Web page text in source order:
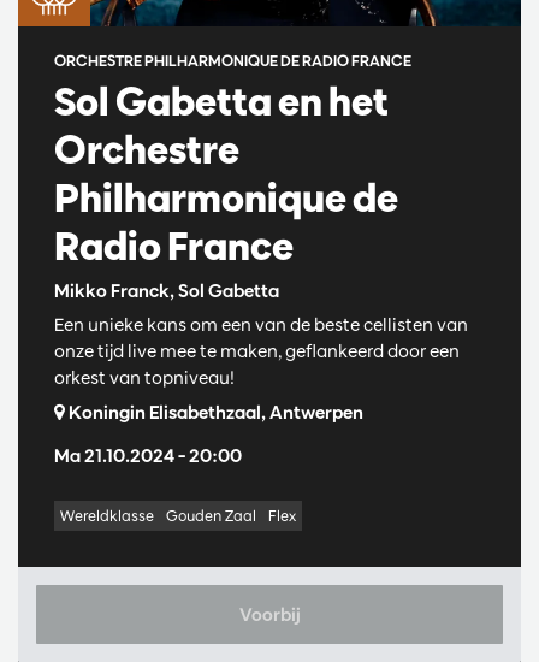
Sol Gabetta en het
Orchestre
Philharmonique de
Radio France
Mikko Franck, Sol Gabetta
ORCHESTRE PHILHARMONIQUE DE RADIO FRANCE
Ma 21.10.2024– 20:00
Een unieke kans om een van de beste cellisten van
onze tijd live mee te maken, geflankeerd door een
orkest van topniveau!
Koningin Elisabethzaal, Antwerpen
Wereldklasse Gouden Zaal Flex
Voorbij